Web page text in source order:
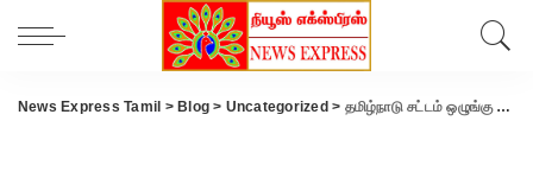
News Express Tamil > Blog > Uncategorized > தமிழ்நாடு சட்டம் ஒழுங்கு கூடுதல் டி.ஜி.பி அருண் இன்று கோவை வருகை..!